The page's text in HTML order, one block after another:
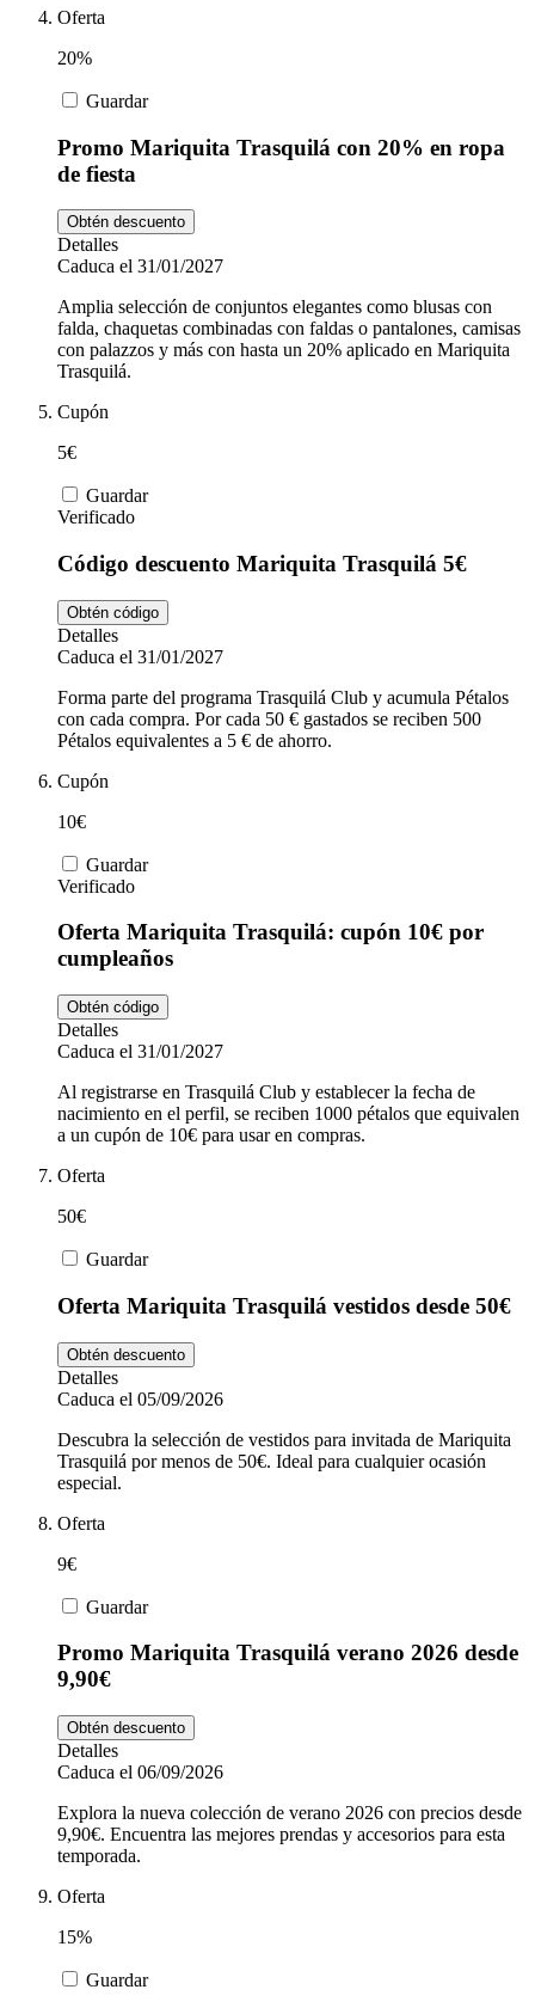
Oferta
20%
Guardar
Promo Mariquita Trasquilá con 20% en ropa
de fiesta
Obtén descuento
Detalles
Caduca el 31/01/2027
Amplia selección de conjuntos elegantes como blusas con
falda, chaquetas combinadas con faldas o pantalones, camisas
con palazzos y más con hasta un 20% aplicado en Mariquita
Trasquilá.
Cupón
5€
Guardar
Verificado
Código descuento Mariquita Trasquilá 5€
Obtén código
Detalles
Caduca el 31/01/2027
Forma parte del programa Trasquilá Club y acumula Pétalos
con cada compra. Por cada 50 € gastados se reciben 500
Pétalos equivalentes a 5 € de ahorro.
Cupón
10€
Guardar
Verificado
Oferta Mariquita Trasquilá: cupón 10€ por
cumpleaños
Obtén código
Detalles
Caduca el 31/01/2027
Al registrarse en Trasquilá Club y establecer la fecha de
nacimiento en el perfil, se reciben 1000 pétalos que equivalen
a un cupón de 10€ para usar en compras.
Oferta
50€
Guardar
Oferta Mariquita Trasquilá vestidos desde 50€
Obtén descuento
Detalles
Caduca el 05/09/2026
Descubra la selección de vestidos para invitada de Mariquita
Trasquilá por menos de 50€. Ideal para cualquier ocasión
especial.
Oferta
9€
Guardar
Promo Mariquita Trasquilá verano 2026 desde
9,90€
Obtén descuento
Detalles
Caduca el 06/09/2026
Explora la nueva colección de verano 2026 con precios desde
9,90€. Encuentra las mejores prendas y accesorios para esta
temporada.
Oferta
15%
Guardar